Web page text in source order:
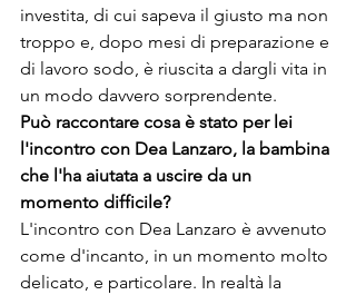
investita, di cui sapeva il giusto ma non
troppo e, dopo mesi di preparazione e
di lavoro sodo, è riuscita a dargli vita in
un modo davvero sorprendente.
Può raccontare cosa è stato per lei
l'incontro con Dea Lanzaro, la bambina
che l'ha aiutata a uscire da un
momento difficile?
L'incontro con Dea Lanzaro è avvenuto
come d'incanto, in un momento molto
delicato, e particolare. In realtà la